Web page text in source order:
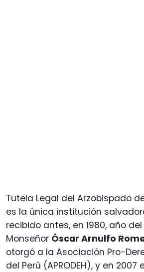
Tutela Legal del Arzobispado
es la única institución
recibido antes, en 1980, año
Monseñor Óscar Arnulfo
otorgó a la Asociación Pro-
del Perú (APRODEH), y en